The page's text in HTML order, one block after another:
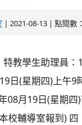
| 2021-08-13 | 點閱數
教學生助理員：
日(星期四)上午9
08月19日(星期四
校輔導室報到)